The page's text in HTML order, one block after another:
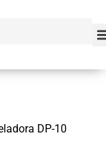
DP-10